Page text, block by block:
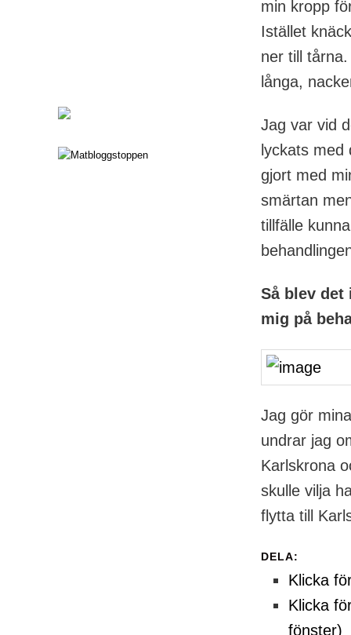
min kropp
Istället
ner till
långa,
Jag var vid
lyckats
gjort med
smärtan
tillfälle
Så blev det
mig på
Jag gör
undrar jag
Karlskrona
skulle vilja
flytta till
DELA:
Klicka
Klicka
fönster)